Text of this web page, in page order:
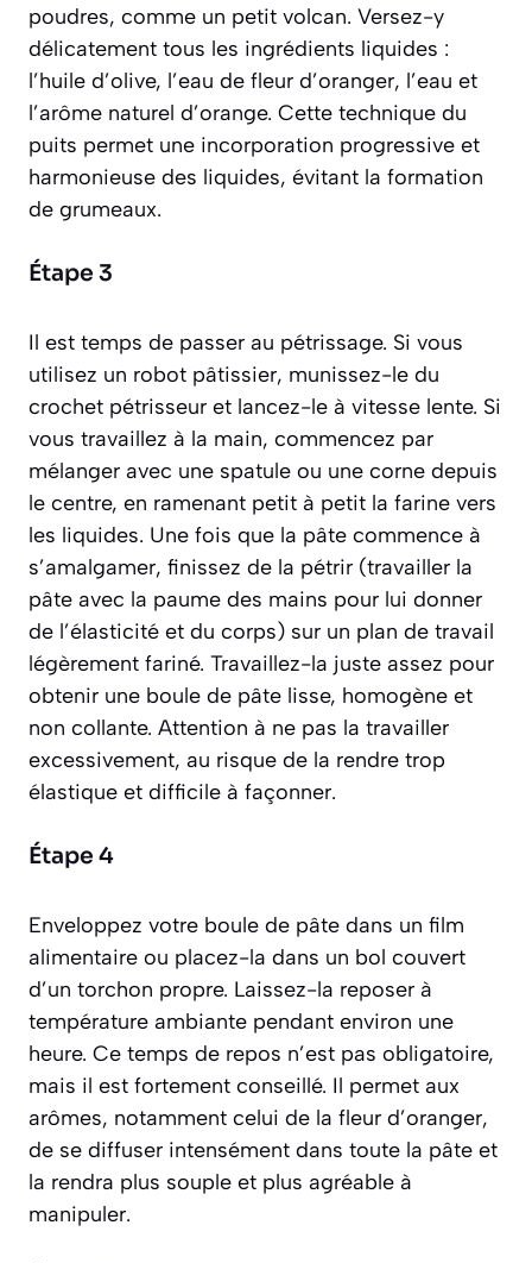
poudres, comme un petit volcan. Versez-y
délicatement tous les ingrédients liquides :
l’huile d’olive, l’eau de fleur d’oranger, l’eau et
l’arôme naturel d’orange. Cette technique du
puits permet une incorporation progressive et
harmonieuse des liquides, évitant la formation
de grumeaux.
Étape 3
Il est temps de passer au pétrissage. Si vous
utilisez un robot pâtissier, munissez-le du
crochet pétrisseur et lancez-le à vitesse lente. Si
vous travaillez à la main, commencez par
mélanger avec une spatule ou une corne depuis
le centre, en ramenant petit à petit la farine vers
les liquides. Une fois que la pâte commence à
s’amalgamer, finissez de la pétrir (travailler la
pâte avec la paume des mains pour lui donner
de l’élasticité et du corps) sur un plan de travail
légèrement fariné. Travaillez-la juste assez pour
obtenir une boule de pâte lisse, homogène et
non collante. Attention à ne pas la travailler
excessivement, au risque de la rendre trop
élastique et difficile à façonner.
Étape 4
Enveloppez votre boule de pâte dans un film
alimentaire ou placez-la dans un bol couvert
d’un torchon propre. Laissez-la reposer à
température ambiante pendant environ une
heure. Ce temps de repos n’est pas obligatoire,
mais il est fortement conseillé. Il permet aux
arômes, notamment celui de la fleur d’oranger,
de se diffuser intensément dans toute la pâte et
la rendra plus souple et plus agréable à
manipuler.